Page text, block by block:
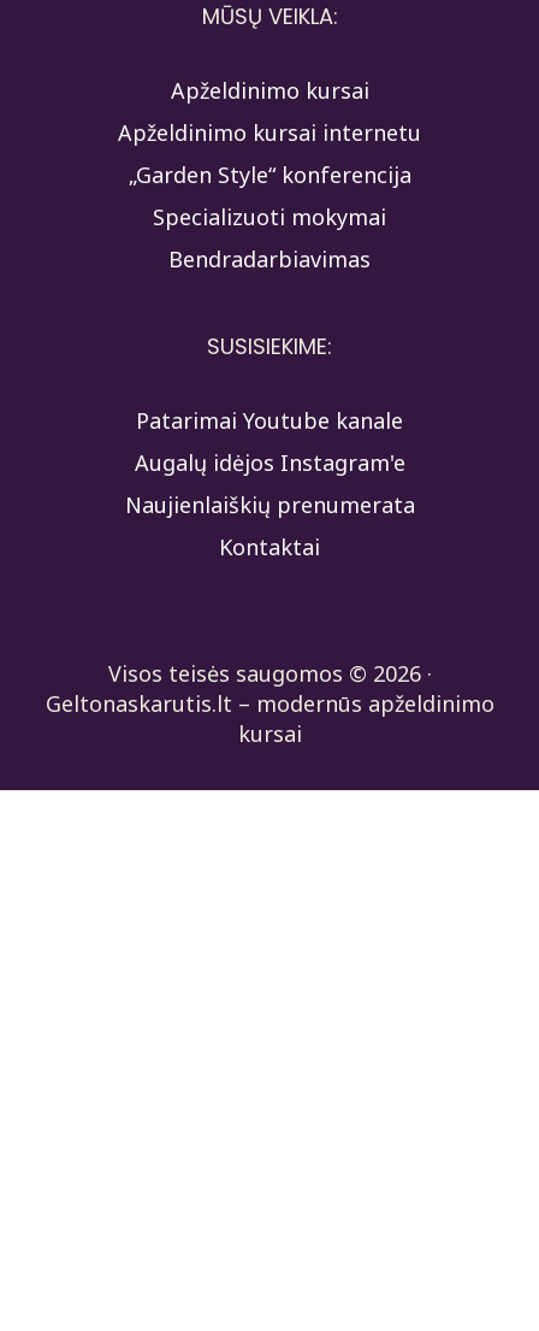
MŪSŲ VEIKLA:
Apželdinimo kursai
Apželdinimo kursai internetu
„Garden Style“ konferencija
Specializuoti mokymai
Bendradarbiavimas
SUSISIEKIME:
Patarimai Youtube kanale
Augalų idėjos Instagram'e
Naujienlaiškių prenumerata
Kontaktai
Visos teisės saugomos © 2026 ·
Geltonaskarutis.lt – modernūs apželdinimo
kursai